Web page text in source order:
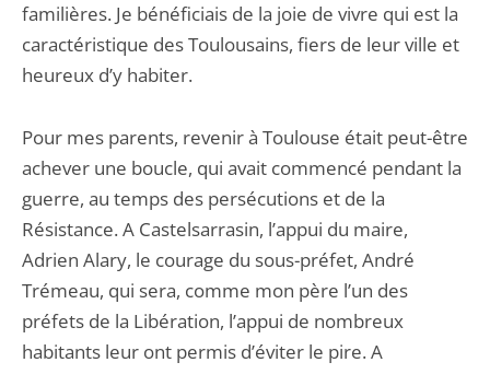
familières. Je bénéficiais de la joie de vivre qui est la
caractéristique des Toulousains, fiers de leur ville et
heureux d’y habiter.
Pour mes parents, revenir à Toulouse était peut-être
achever une boucle, qui avait commencé pendant la
guerre, au temps des persécutions et de la
Résistance. A Castelsarrasin, l’appui du maire,
Adrien Alary, le courage du sous-préfet, André
Trémeau, qui sera, comme mon père l’un des
préfets de la Libération, l’appui de nombreux
habitants leur ont permis d’éviter le pire. A